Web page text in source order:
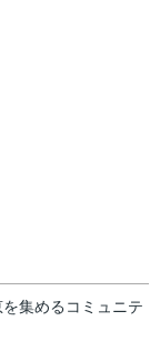
集めるコミュニテ